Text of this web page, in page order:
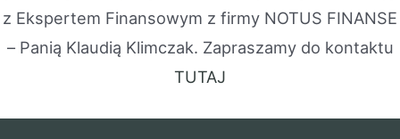
z Ekspertem Finansowym z firmy NOTUS FINANSE
– Panią Klaudią Klimczak. Zapraszamy do kontaktu
TUTAJ